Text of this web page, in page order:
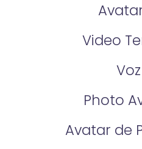
Video
Photo
Avatar de